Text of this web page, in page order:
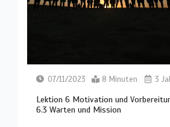
07/11/2023 8 Minuten 3
Lektion 6 Motivation und
6.3 Warten und Mission